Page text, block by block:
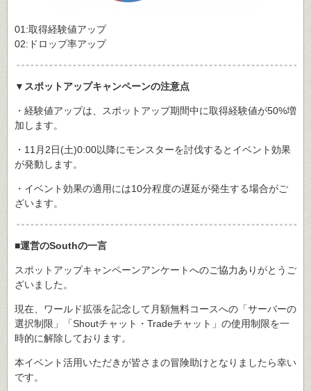
01:取得経験値アップ
02:ドロップ率アップ
▼スポットアップキャンペーンの注意点
・経験値アップは、スポットアップ期間中に取得経験値が50%増
加します。
・11月2日(土)0:00以降にモンスターを討伐するとイベント効果
が発動します。
・イベント効果の適用には10分程度の遅延が発生する場合がご
ざいます。
■運営のSouthの一言
スポットアップキャンペーンアンケートへのご協力ありがとうご
ざいました。
現在、ワールド拡張を記念して月額無料コースへの「サーバーの
選択制限」「Shoutチャット・Tradeチャット」の使用制限を一
時的に解除しております。
本イベント活用いただきが皆さまの冒険助けとなりましたら幸い
です。